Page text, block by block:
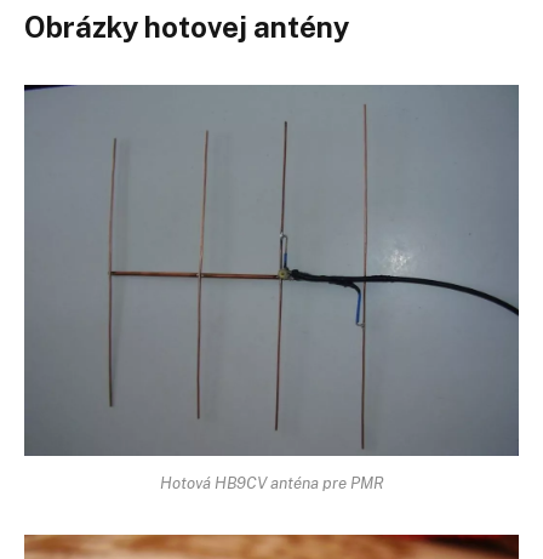
Obrázky hotovej antény
Hotová HB9CV anténa pre PMR